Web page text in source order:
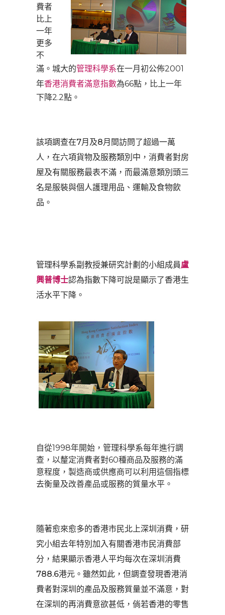
費者
比上
一年
更多
不
滿。城大的管理科學系在一月初公佈2001
年香港消費者滿意指數為66點，比上一年
下降2.2點。
該項調查在7月及8月間訪問了超過一萬
人，在六項貨物及服務類別中，消費者對房
屋及有關服務最表不滿，而最滿意類別頭三
名是服裝與個人護理用品、運輸及食物飲
品。
管理科學系副教授兼研究計劃的小組成員盧
興普博士認為指數下降可說是顯示了香港生
活水平下降。
自從1998年開始，管理科學系每年進行調
查，以釐定消費者對60種商品及服務的滿
意程度，製造商或供應商可以利用這個指標
去衡量及改善產品或服務的質量水平。
隨著愈來愈多的香港市民北上深圳消費，研
究小組去年特別加入有關香港市民消費部
分，結果顯示香港人平均每次在深圳消費
788.6港元。雖然如此，但調查發現香港消
費者對深圳的產品及服務質量並不滿意，對
在深圳的再消費意欲甚低，倘若香港的零售